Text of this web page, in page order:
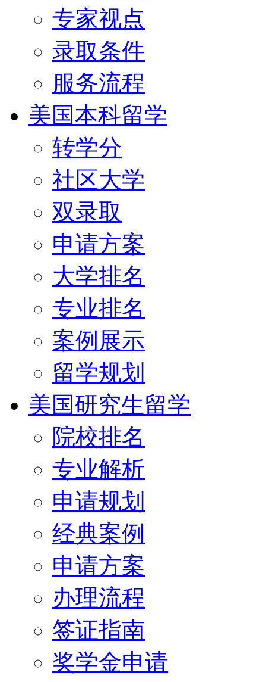
专家视点
录取条件
服务流程
美国本科留学
转学分
社区大学
双录取
申请方案
大学排名
专业排名
案例展示
留学规划
美国研究生留学
院校排名
专业解析
申请规划
经典案例
申请方案
办理流程
签证指南
奖学金申请